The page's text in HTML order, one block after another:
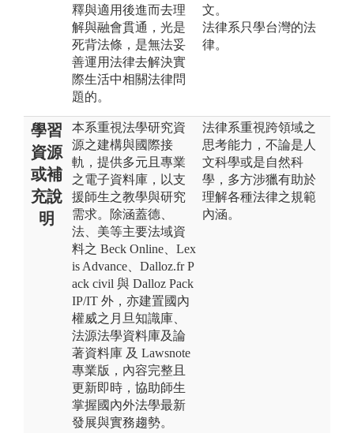
釋與適用後進而去理
解與融會貫通，光是
死背法條，是無法妥
善運用法律去解決實
際生活中相關法律問
題的。
文。
法律系只學台灣的法
律。
學習
資源
或補
充說
明
本系重視法學研究資
源之建構與國際接
軌，提供多元且專業
之電子資料庫，以支
援師生之教學與研究
需求。除涵蓋德、
法、美等主要法域資
料之 Beck Online、Lex
is Advance、Dalloz.fr P
ack civil 與 Dalloz Pack
IP/IT 外，亦建置國內
權威之月旦知識庫、
法源法學資料庫及論
著資料庫 及 Lawsnote
專業版，內容完整且
更新即時，協助師生
掌握國內外法學最新
發展與實務趨勢。
法律系重視跨領域之
思考能力，不論是人
文科學或是自然科
學，多方涉獵有助於
理解各種法律之規範
內涵。